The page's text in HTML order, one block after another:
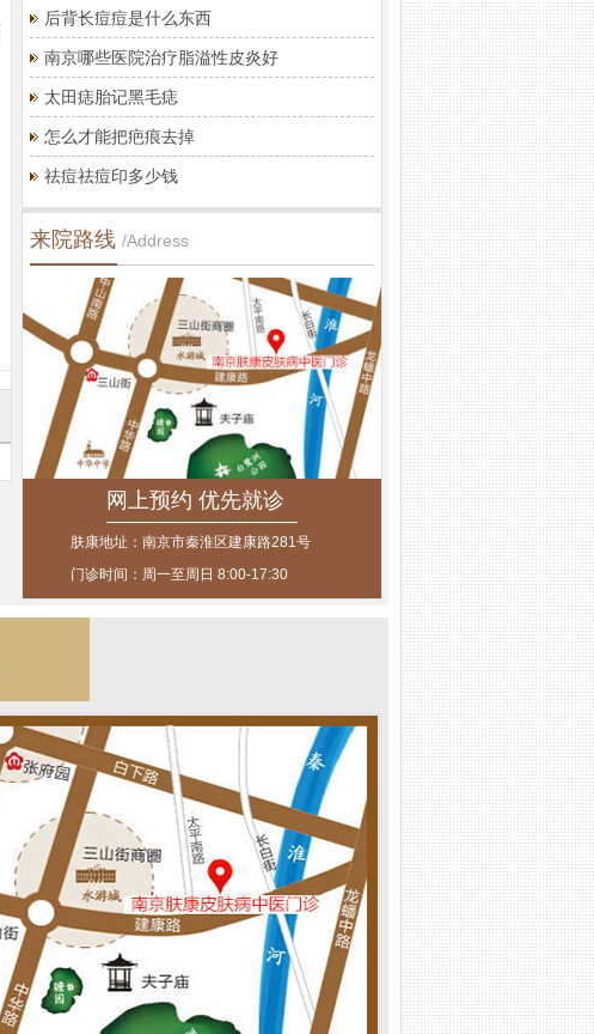
后背长痘痘是什么东西
南京哪些医院治疗脂溢性皮炎好
太田痣胎记黑毛痣
怎么才能把疤痕去掉
祛痘祛痘印多少钱
来院路线 /Address
网上预约 优先就诊
肤康地址：南京市秦淮区建康路281号
门诊时间：周一至周日 8:00-17:30